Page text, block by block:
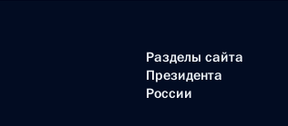
Разделы сайта
Президента
России